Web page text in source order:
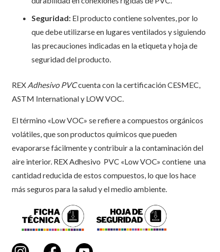
Seguridad: El producto contiene solventes, por lo
que debe utilizarse en lugares ventilados y siguiendo
las precauciones indicadas en la etiqueta y hoja de
seguridad del producto.
REX Adhesivo PVCcuenta con la certificación CESMEC,
ASTM International y LOW VOC.
El término «Low VOC» se refiere a compuestos orgánicos
volátiles, que son productos químicos que pueden
evaporarse fácilmente y contribuir a la contaminación del
aire interior. REX Adhesivo PVC «Low VOC» contiene una
cantidad reducida de estos compuestos, lo que los hace
más seguros para la salud y el medio ambiente.